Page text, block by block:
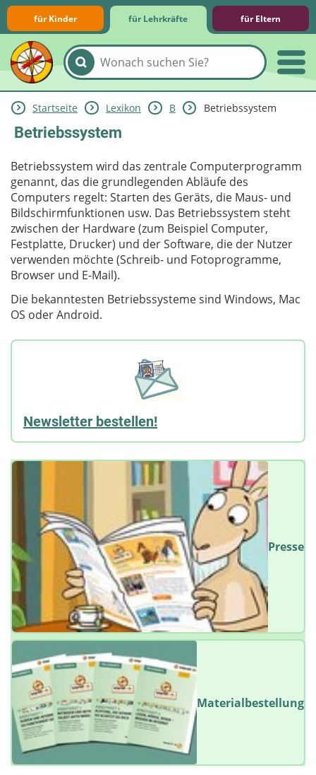
für Kinder für Lehrkräfte für Eltern
Lernmodule
Unterrichts­materialien
Internet-ABC-Schule
Praxishilfen
Aktuelles
Startseite Lexikon B Betriebssystem
Betriebssystem
Betriebssystem wird das zentrale Computerprogramm
genannt, das die grundlegenden Abläufe des
Computers regelt: Starten des Geräts, die Maus- und
Bildschirmfunktionen usw. Das Betriebssystem steht
zwischen der Hardware (zum Beispiel Computer,
Festplatte, Drucker) und der Software, die der Nutzer
verwenden möchte (Schreib- und Fotoprogramme,
Browser und E-Mail).
Die bekanntesten Betriebssysteme sind Windows, Mac
OS oder Android.
Newsletter bestellen!
Presse
Materialbestellung